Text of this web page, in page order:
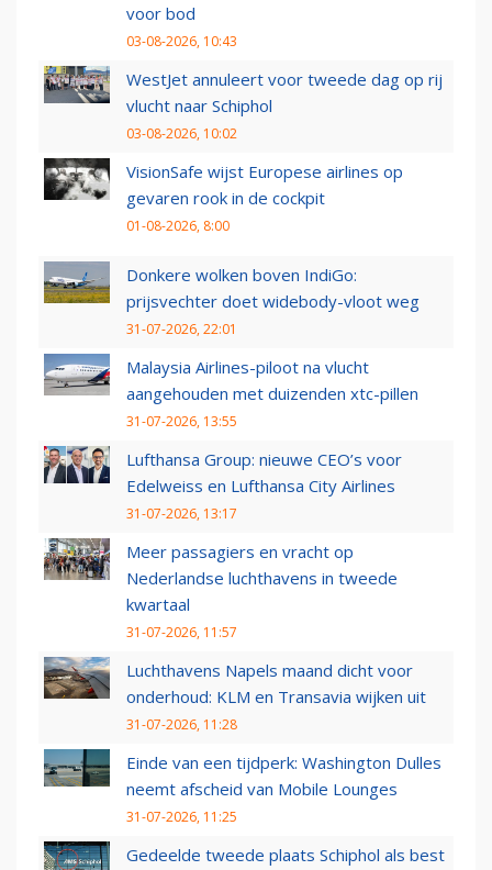
voor bod
03-08-2026, 10:43
WestJet annuleert voor tweede dag op rij
vlucht naar Schiphol
03-08-2026, 10:02
VisionSafe wijst Europese airlines op
gevaren rook in de cockpit
01-08-2026, 8:00
Donkere wolken boven IndiGo:
prijsvechter doet widebody-vloot weg
31-07-2026, 22:01
Malaysia Airlines-piloot na vlucht
aangehouden met duizenden xtc-pillen
31-07-2026, 13:55
Lufthansa Group: nieuwe CEO’s voor
Edelweiss en Lufthansa City Airlines
31-07-2026, 13:17
Meer passagiers en vracht op
Nederlandse luchthavens in tweede
kwartaal
31-07-2026, 11:57
Luchthavens Napels maand dicht voor
onderhoud: KLM en Transavia wijken uit
31-07-2026, 11:28
Einde van een tijdperk: Washington Dulles
neemt afscheid van Mobile Lounges
31-07-2026, 11:25
Gedeelde tweede plaats Schiphol als best